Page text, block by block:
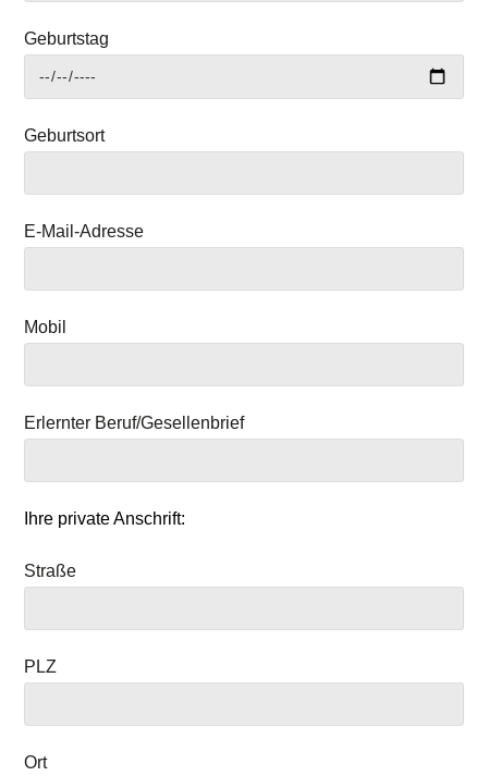
Geburtstag
Geburtsort
E-Mail-Adresse
Mobil
Erlernter Beruf/Gesellenbrief
Ihre private Anschrift:
Straße
PLZ
Ort